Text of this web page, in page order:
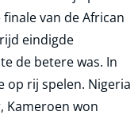
van de African
eindigde
de betere was. In
op rij spelen. Nigeria
Kameroen won